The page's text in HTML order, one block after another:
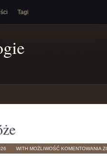
Tagi
WITH MOŻLIWOŚĆ KOMENTOWANIA